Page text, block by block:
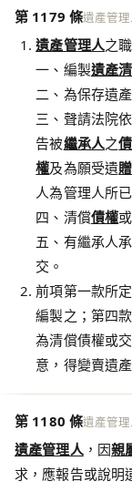
第 1179 條遺產管
遺產管理人之
一、編製遺產
二、為保存遺
三、聲請法院依
告被繼承人之
權及為願受遺
人為管理人所
四、清償債權
五、有繼承人
交。
前項第一款所
編製之；第四
為清償債權或
意，得變賣遺產
第 1180 條遺產管
遺產管理人，因親
求，應報告或說明